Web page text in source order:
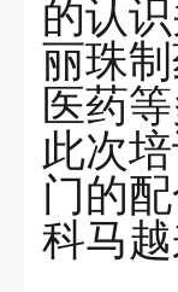
的认
丽珠
医药
此次
门的
科马